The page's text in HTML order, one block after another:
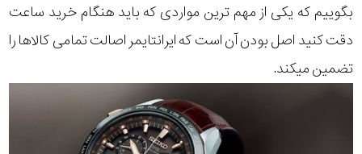
بگوییم که یکی از مهم ترین مواردی که باید هنگام خرید ساعت
دقت کنید اصل بودن آن است که ایرانتایمر اصالت تمامی کالاها را
تضمین میکند.